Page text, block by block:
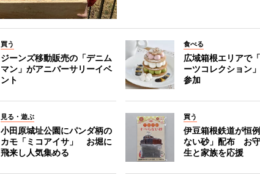
買う
ジーンズ移動販売の「デニム
マン」がアニバーサリーイベ
ント
食べる
広域箱根エリアで
ーツコレクション
参加
見る・遊ぶ
小田原城址公園にパンダ柄の
カモ「ミコアイサ」 お堀に
飛来し人気集める
買う
伊豆箱根鉄道が恒
ない砂」配布 お
生と家族を応援